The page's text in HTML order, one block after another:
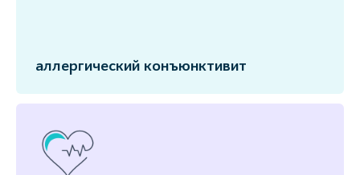
аллергический конъюнктивит